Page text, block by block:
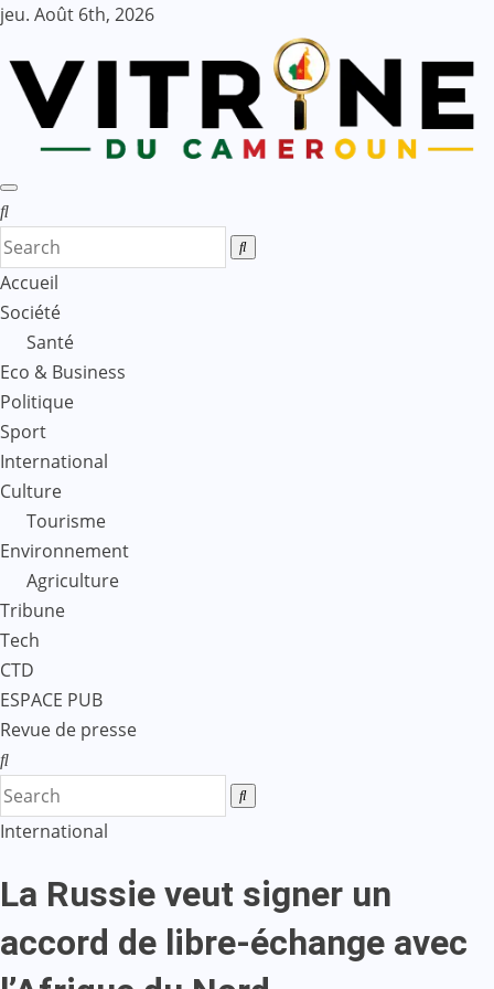
Skip
content
jeu. Août 6th, 2026
Accueil
Société
Santé
Eco & Business
Politique
Sport
International
Culture
Tourisme
Environnement
Agriculture
Tribune
Tech
CTD
ESPACE PUB
Revue de presse
International
La Russie veut signer un
accord de libre-échange avec